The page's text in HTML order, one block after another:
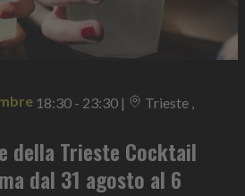
18:30 - 23:30 |
Trieste ,
della Trieste Cocktail
dal 31 agosto al 6